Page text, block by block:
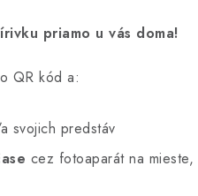
priamo u vás doma!
QR kód a:
svojich predstáv
cez fotoaparát na